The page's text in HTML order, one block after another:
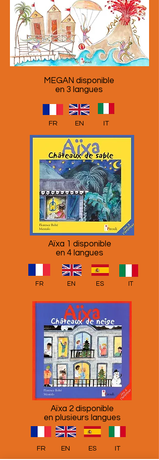
MEGAN disponible
en 3 langues
FR EN IT
Aïxa 1 disponible
en 4 langues
FR EN ES IT
Aïxa 2 disponible
en plusieurs langues
EN ES IT
FR